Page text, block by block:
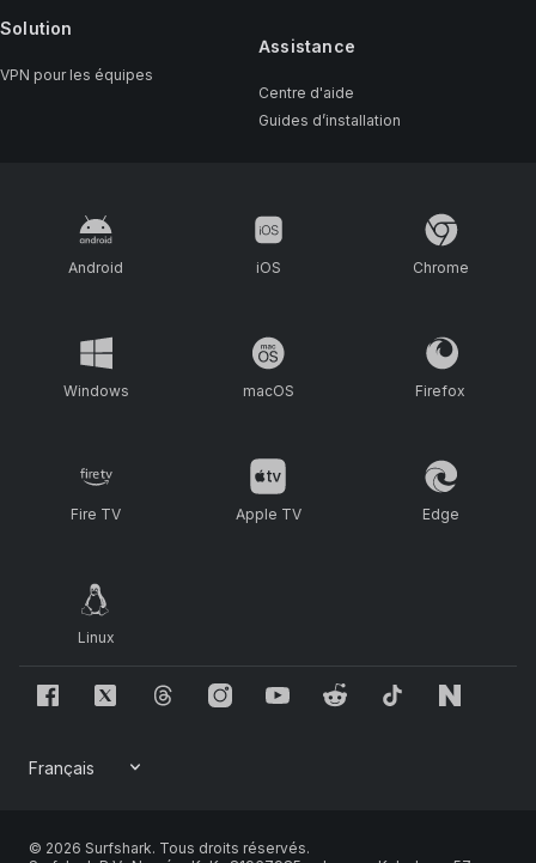
Solution
VPN pour les équipes
Assistance
Centre d'aide
Guides d’installation
Android iOS Chrome
Windows macOS Firefox
Fire TV Apple TV Edge
Linux
© 2026 Surfshark. Tous droits réservés.